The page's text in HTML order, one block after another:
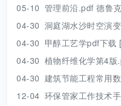
05-10 管理前沿.pdf 德鲁
04-30 洞庭湖水沙时空演变及其对
04-30 甲醇工艺学pdf下载
04-30 植物纤维化学第4
04-30 建筑节能工程常用数据
12-04 环保管家工作技术